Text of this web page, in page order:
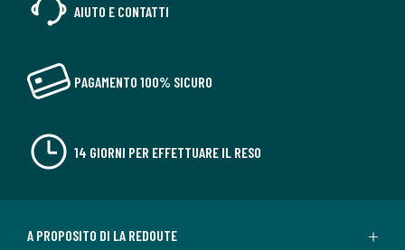
AIUTO E CONTATTI
PAGAMENTO 100% SICURO
14 GIORNI PER EFFETTUARE IL RESO
A PROPOSITO DI LA REDOUTE